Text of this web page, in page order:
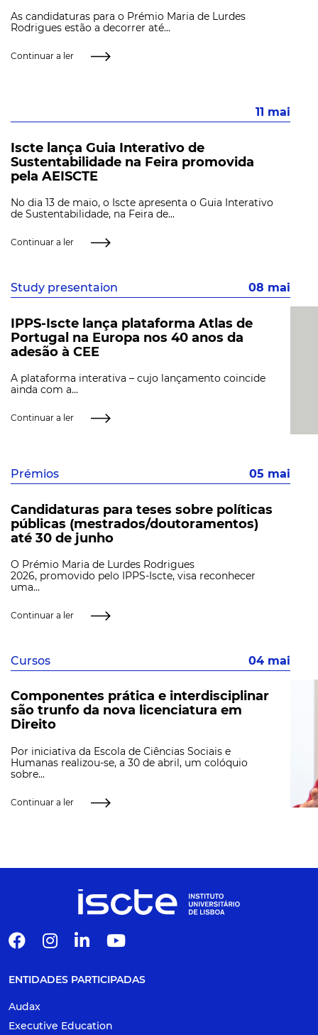
As candidaturas para o Prémio Maria de Lurdes
Rodrigues estão a decorrer até...
Continuar a ler
11 mai
Iscte lança Guia Interativo de
Sustentabilidade na Feira promovida
pela AEISCTE
No dia 13 de maio, o Iscte apresenta o Guia Interativo
de Sustentabilidade, na Feira de...
Continuar a ler
Study presentaion 08 mai
IPPS-Iscte lança plataforma Atlas de
Portugal na Europa nos 40 anos da
adesão à CEE
A plataforma interativa – cujo lançamento coincide
ainda com a...
Continuar a ler
Prémios 05 mai
Candidaturas para teses sobre políticas
públicas (mestrados/doutoramentos)
até 30 de junho
O Prémio Maria de Lurdes Rodrigues
2026, promovido pelo IPPS-Iscte, visa reconhecer
uma...
Continuar a ler
Cursos 04 mai
Componentes prática e interdisciplinar
são trunfo da nova licenciatura em
Direito
Por iniciativa da Escola de Ciências Sociais e
Humanas realizou-se, a 30 de abril, um colóquio
sobre...
Continuar a ler
ENTIDADES PARTICIPADAS
Audax
Executive Education